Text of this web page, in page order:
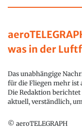
was in der
Das unabhängige
für die Fliegen mehr ist
Die Redaktion
aktuell, verständlich,
© aeroTELEGRAPH